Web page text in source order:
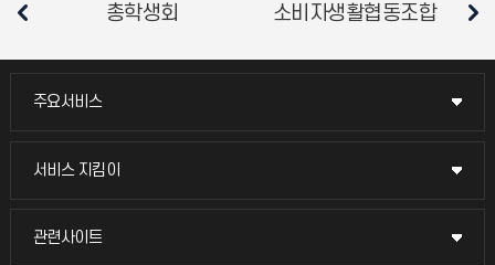
총학생회 소비자생활협동조합
주요서비스
주요서비스
교무회의방송
서비스 지킴이
서비스 지킴이
묻고 답하기
관련사이트
관련사이트